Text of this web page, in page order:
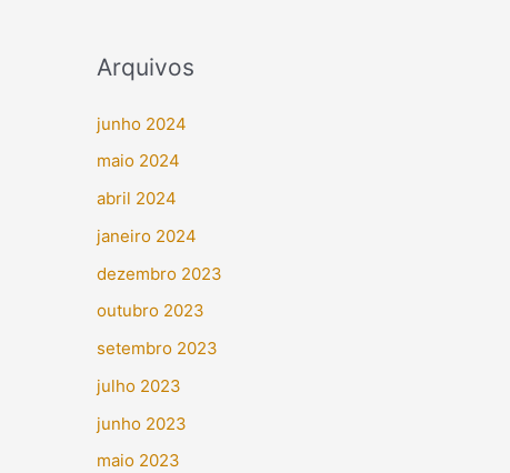
Arquivos
junho 2024
maio 2024
abril 2024
janeiro 2024
dezembro 2023
outubro 2023
setembro 2023
julho 2023
junho 2023
maio 2023